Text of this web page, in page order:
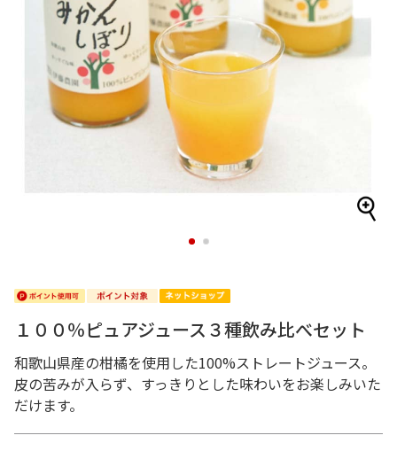
1 2
１００％ピュアジュース３種飲み比べセット
和歌山県産の柑橘を使用した100%ストレートジュース。
皮の苦みが入らず、すっきりとした味わいをお楽しみいた
だけます。